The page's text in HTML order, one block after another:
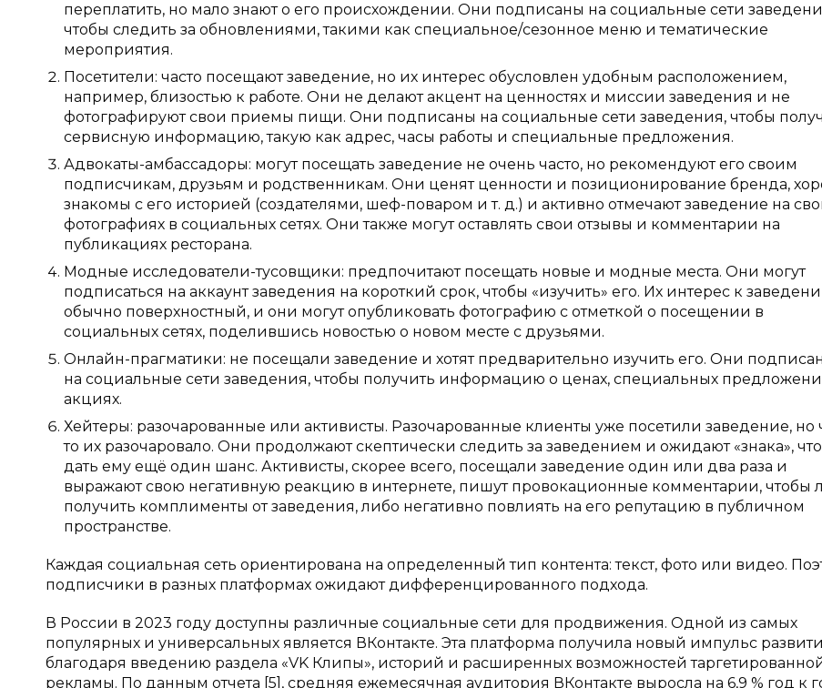
переплатить, но мало знают о его происхождении. Они подписаны на социальные сети
чтобы следить за обновлениями, такими как специальное/сезонное меню и тематические
мероприятия.
Посетители: часто посещают заведение, но их интерес обусловлен удобным расположением,
например, близостью к работе. Они не делают акцент на ценностях и миссии заведения и не
фотографируют свои приемы пищи. Они подписаны на социальные сети заведения, чтобы
сервисную информацию, такую как адрес, часы работы и специальные предложения.
Адвокаты-амбассадоры: могут посещать заведение не очень часто, но рекомендуют его своим
подписчикам, друзьям и родственникам. Они ценят ценности и позиционирование бренда,
знакомы с его историей (создателями, шеф-поваром и т. д.) и активно отмечают заведение на
фотографиях в социальных сетях. Они также могут оставлять свои отзывы и комментарии на
публикациях ресторана.
Модные исследователи-тусовщики: предпочитают посещать новые и модные места. Они могут
подписаться на аккаунт заведения на короткий срок, чтобы «изучить» его. Их интерес к
обычно поверхностный, и они могут опубликовать фотографию с отметкой о посещении в
социальных сетях, поделившись новостью о новом месте с друзьями.
Онлайн-прагматики: не посещали заведение и хотят предварительно изучить его. Они
на социальные сети заведения, чтобы получить информацию о ценах, специальных
акциях.
Хейтеры: разочарованные или активисты. Разочарованные клиенты уже посетили заведение, но
то их разочаровало. Они продолжают скептически следить за заведением и ожидают «знака»,
дать ему ещё один шанс. Активисты, скорее всего, посещали заведение один или два раза и
выражают свою негативную реакцию в интернете, пишут провокационные комментарии, чтобы
получить комплименты от заведения, либо негативно повлиять на его репутацию в публичном
пространстве.
Каждая социальная сеть ориентирована на определенный тип контента: текст, фото или видео.
подписчики в разных платформах ожидают дифференцированного подхода.
В России в 2023 году доступны различные социальные сети для продвижения. Одной из самых
популярных и универсальных является ВКонтакте. Эта платформа получила новый импульс
благодаря введению раздела «VK Клипы», историй и расширенных возможностей
рекламы. По данным отчета [5], средняя ежемесячная аудитория ВКонтакте выросла на 6,9 % год к